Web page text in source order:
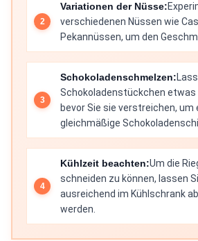
Variationen der Nüsse:
verschiedenen Nüssen wie
Pekannüssen, um den
Schokoladenschmelzen:
Schokoladenstückchen etwas
bevor Sie sie verstreichen, um
gleichmäßige
Kühlzeit beachten:Um die
schneiden zu können, lassen
ausreichend im Kühlschrank
werden.